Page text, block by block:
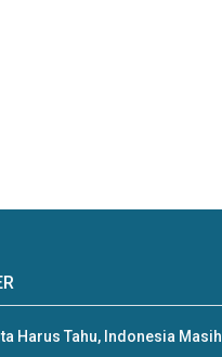
Harus Tahu, Indonesia Masih